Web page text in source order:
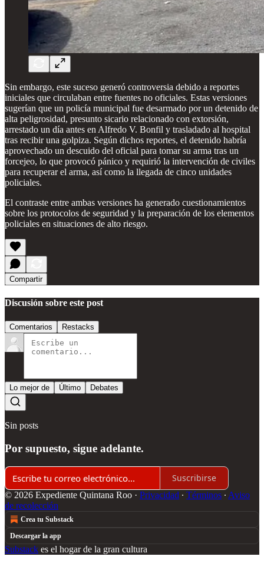
Sin embargo, este suceso generó controversia debido a reportes
iniciales que circulaban entre fuentes no oficiales. Estas versiones
sugerían que un policía municipal fue desarmado por un detenido de
alta peligrosidad, presunto sicario relacionado con extorsión,
arrestado un día antes en Alfredo V. Bonfil y trasladado al hospital
tras recibir una golpiza. Según dichos reportes, el detenido habría
aprovechado un descuido del oficial para tomar su arma tras un
forcejeo, lo que provocó pánico y requirió la intervención de civiles
para recuperar el arma, así como la llegada de cinco unidades
policiales.
El contraste entre ambas versiones ha generado cuestionamientos
sobre los protocolos de seguridad y la preparación de los elementos
policiales en situaciones de alto riesgo.
Compartir
Discusión sobre este post
Comentarios Restacks
Lo mejor de Último Debates
Sin posts
Por supuesto, sigue adelante.
Suscribirse
© 2026 Expediente Quintana Roo · Privacidad ∙ Términos ∙ Aviso
de recolección
Crea tu Substack
Descargar la app
Substack es el hogar de la gran cultura